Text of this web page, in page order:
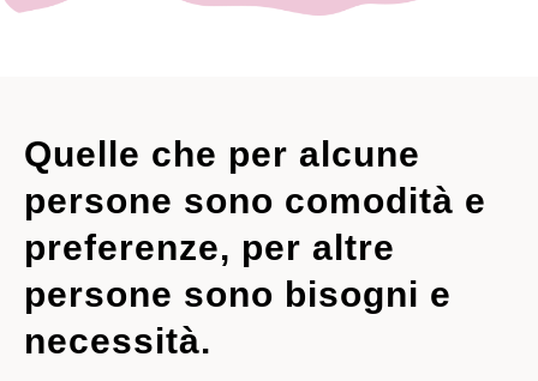
Quelle che per alcune
persone sono comodità e
preferenze, per altre
persone sono bisogni e
necessità.